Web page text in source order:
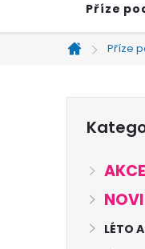
Příze
Domů
Příze
kategorie
LÉTO